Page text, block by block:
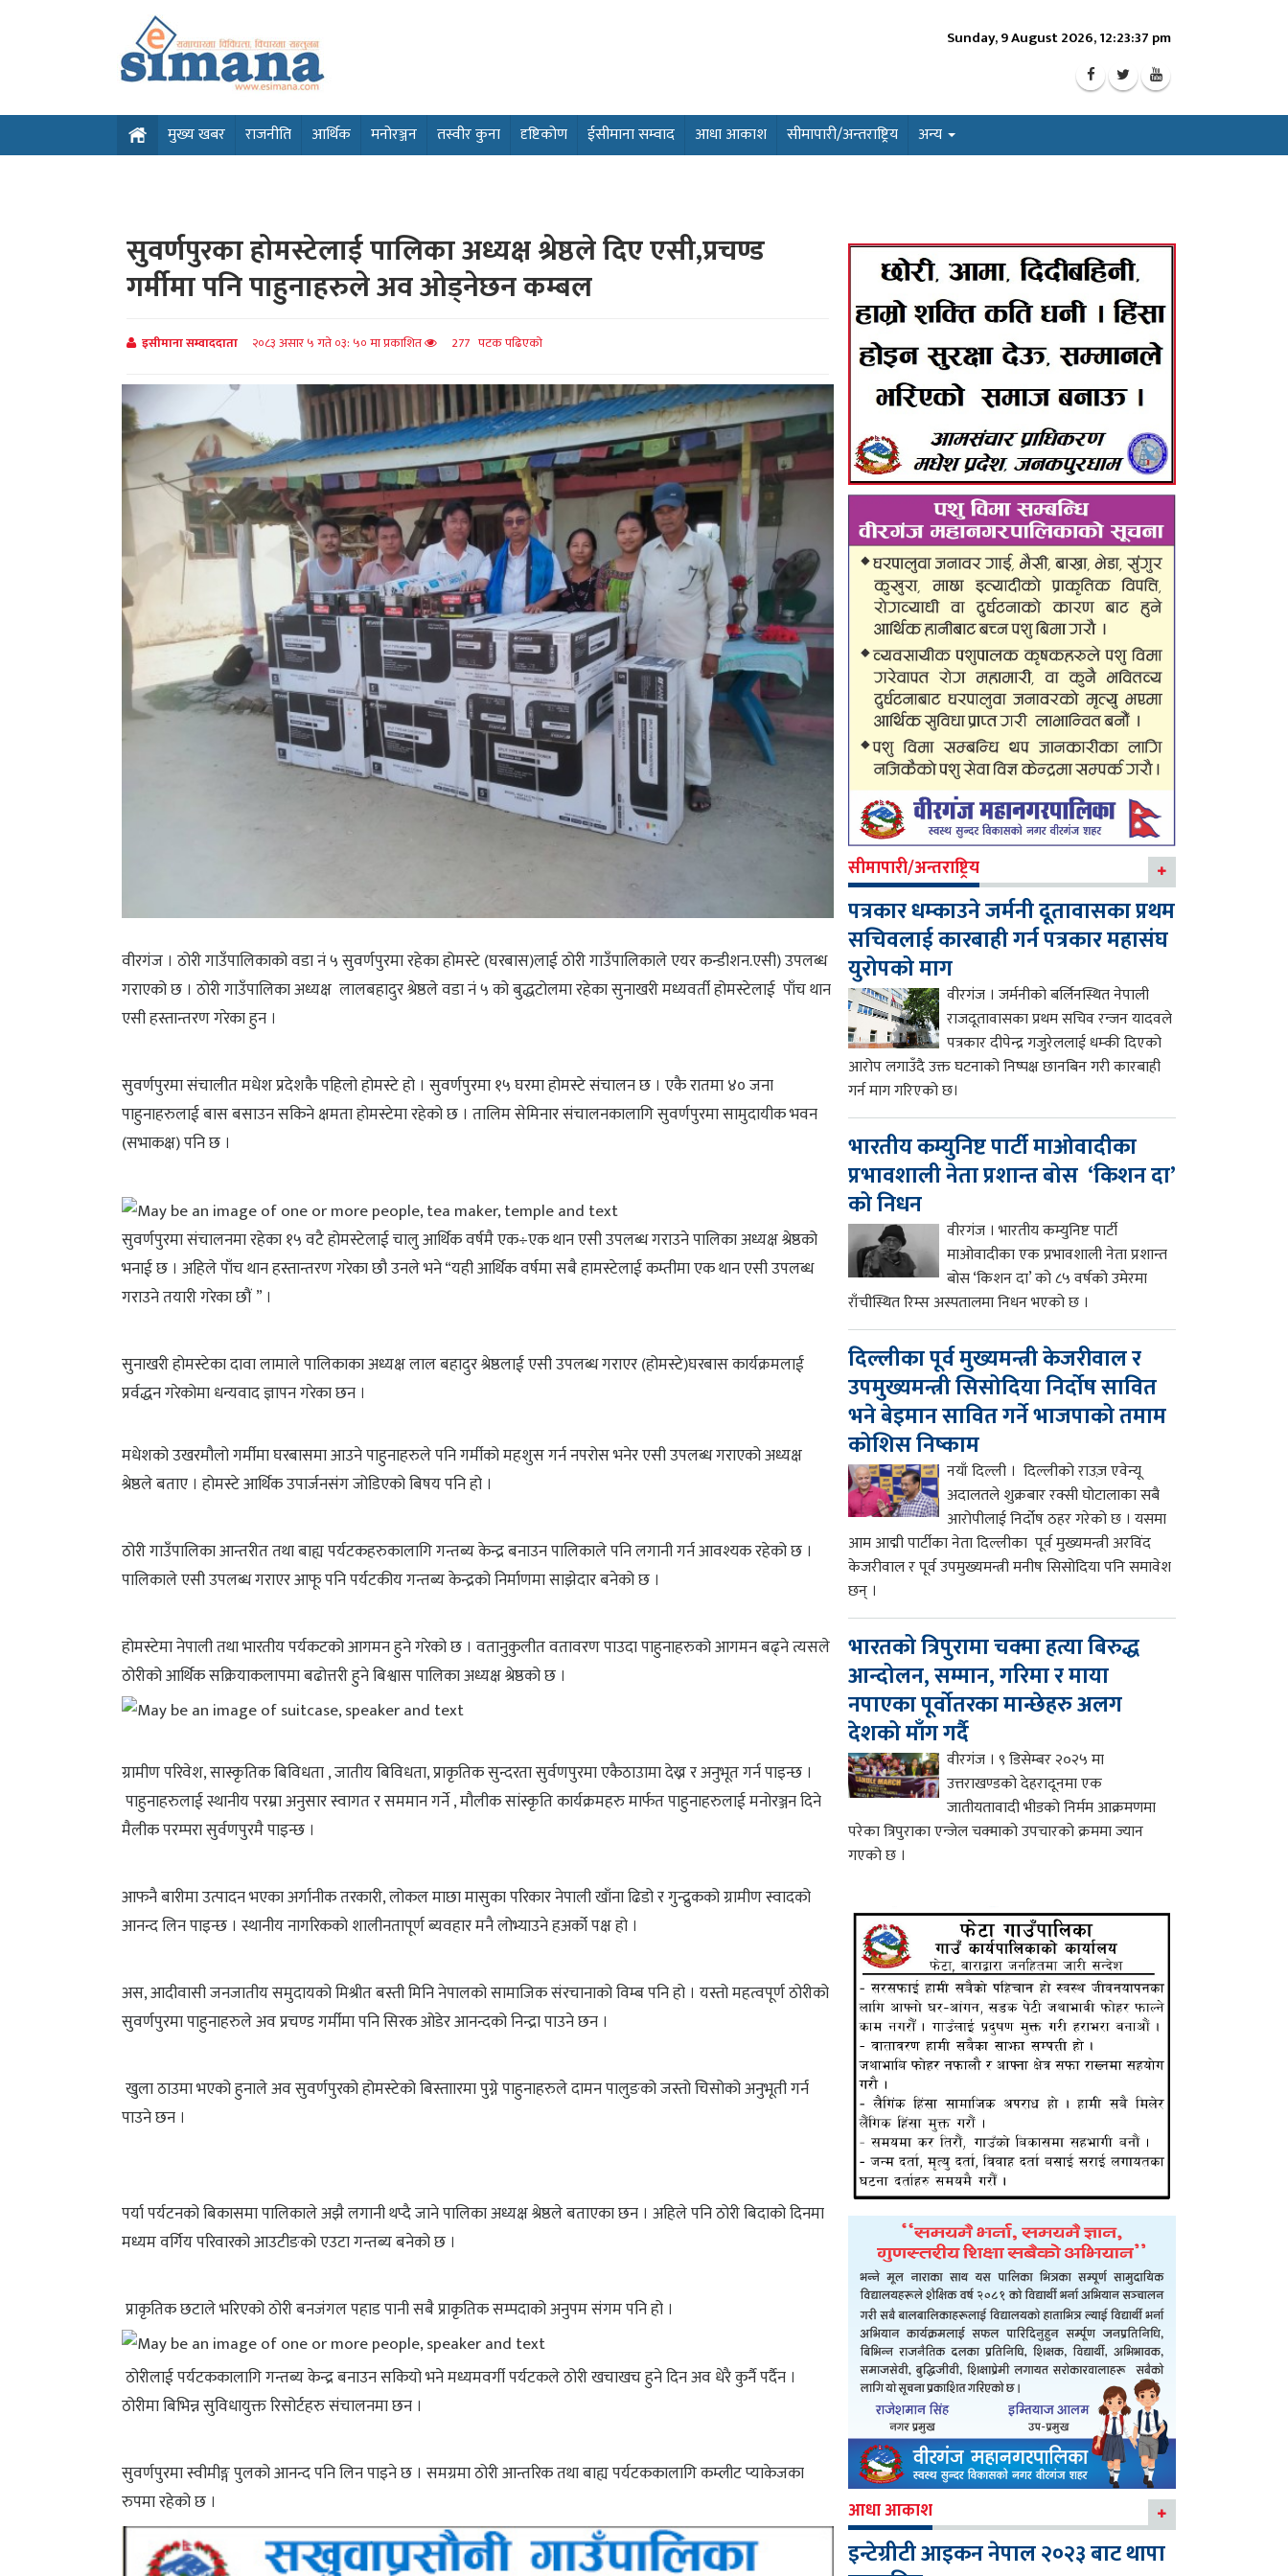
Sunday, 9 August 2026, 12:23:38 pm
मुख्य खबर राजनीति आर्थिक मनोरञ्जन तस्वीर कुना दृष्टिकोण ईसीमाना सम्वाद आधा आकाश सीमापारी/अन्तराष्ट्रिय अन्य
सुवर्णपुरका होमस्टेलाई पालिका अध्यक्ष श्रेष्ठले दिए एसी,प्रचण्ड
गर्मीमा पनि पाहुनाहरुले अव ओड्नेछन कम्बल
इसीमाना सम्वाददाता २०८३ असार ५ गते ०३: ५० मा प्रकाशित 277 पटक पढिएको
वीरगंज । ठोरी गाउँपालिकाको वडा नं ५ सुवर्णपुरमा रहेका होमस्टे (घरबास)लाई ठोरी गाउँपालिकाले एयर कन्डीशन.एसी) उपलब्ध
गराएको छ । ठोरी गाउँपालिका अध्यक्ष लालबहादुर श्रेष्ठले वडा नं ५ को बुद्धटोलमा रहेका सुनाखरी मध्यवर्ती होमस्टेलाई पाँच थान
एसी हस्तान्तरण गरेका हुन ।
सुवर्णपुरमा संचालीत मधेश प्रदेशकै पहिलो होमस्टे हो । सुवर्णपुरमा १५ घरमा होमस्टे संचालन छ । एकै रातमा ४० जना
पाहुनाहरुलाई बास बसाउन सकिने क्षमता होमस्टेमा रहेको छ । तालिम सेमिनार संचालनकालागि सुवर्णपुरमा सामुदायीक भवन
(सभाकक्ष) पनि छ ।
सुवर्णपुरमा संचालनमा रहेका १५ वटै होमस्टेलाई चालु आर्थिक वर्षमै एक÷एक थान एसी उपलब्ध गराउने पालिका अध्यक्ष श्रेष्ठको
भनाई छ । अहिले पाँच थान हस्तान्तरण गरेका छौ उनले भने “यही आर्थिक वर्षमा सबै हामस्टेलाई कम्तीमा एक थान एसी उपलब्ध
गराउने तयारी गरेका छौं ” ।
सुनाखरी होमस्टेका दावा लामाले पालिकाका अध्यक्ष लाल बहादुर श्रेष्ठलाई एसी उपलब्ध गराएर (होमस्टे)घरबास कार्यक्रमलाई
प्रर्वद्धन गरेकोमा धन्यवाद ज्ञापन गरेका छन ।
मधेशको उखरमौलो गर्मीमा घरबासमा आउने पाहुनाहरुले पनि गर्मीको महशुस गर्न नपरोस भनेर एसी उपलब्ध गराएको अध्यक्ष
श्रेष्ठले बताए । होमस्टे आर्थिक उपार्जनसंग जोडिएको बिषय पनि हो ।
ठोरी गाउँपालिका आन्तरीत तथा बाह्य पर्यटकहरुकालागि गन्तब्य केन्द्र बनाउन पालिकाले पनि लगानी गर्न आवश्यक रहेको छ ।
पालिकाले एसी उपलब्ध गराएर आफू पनि पर्यटकीय गन्तब्य केन्द्रको निर्माणमा साझेदार बनेको छ ।
होमस्टेमा नेपाली तथा भारतीय पर्यकटको आगमन हुने गरेको छ । वतानुकुलीत वतावरण पाउदा पाहुनाहरुको आगमन बढ्ने त्यसले
ठोरीको आर्थिक सक्रियाकलापमा बढोत्तरी हुने बिश्वास पालिका अध्यक्ष श्रेष्ठको छ ।
ग्रामीण परिवेश, सास्कृतिक बिविधता , जातीय बिविधता, प्राकृतिक सुन्दरता सुर्वणपुरमा एकैठाउामा देख्न र अनुभूत गर्न पाइन्छ ।
पाहुनाहरुलाई स्थानीय परम्रा अनुसार स्वागत र सममान गर्ने , मौलीक सांस्कृति कार्यक्रमहरु मार्फत पाहुनाहरुलाई मनोरञ्जन दिने
मैलीक परम्परा सुर्वणपुरमै पाइन्छ ।
आफनै बारीमा उत्पादन भएका अर्गानीक तरकारी, लोकल माछा मासुका परिकार नेपाली खाँना ढिडो र गुन्द्रुकको ग्रामीण स्वादको
आनन्द लिन पाइन्छ । स्थानीय नागरिकको शालीनतापूर्ण ब्यवहार मनै लोभ्याउने हअर्को पक्ष हो ।
अस, आदीवासी जनजातीय समुदायको मिश्रीत बस्ती मिनि नेपालको सामाजिक संरचानाको विम्ब पनि हो । यस्तो महत्वपूर्ण ठोरीको
सुवर्णपुरमा पाहुनाहरुले अव प्रचण्ड गर्मीमा पनि सिरक ओडेर आनन्दको निन्द्रा पाउने छन ।
खुला ठाउमा भएको हुनाले अव सुवर्णपुरको होमस्टेको बिस्ताारमा पुग्ने पाहुनाहरुले दामन पालुङको जस्तो चिसोको अनुभूती गर्न
पाउने छन ।
पर्या पर्यटनको बिकासमा पालिकाले अझै लगानी थप्दै जाने पालिका अध्यक्ष श्रेष्ठले बताएका छन । अहिले पनि ठोरी बिदाको दिनमा
मध्यम वर्गिय परिवारको आउटीङको एउटा गन्तब्य बनेको छ ।
प्राकृतिक छटाले भरिएको ठोरी बनजंगल पहाड पानी सबै प्राकृतिक सम्पदाको अनुपम संगम पनि हो ।
ठोरीलाई पर्यटककालागि गन्तब्य केन्द्र बनाउन सकियो भने मध्यमवर्गी पर्यटकले ठोरी खचाखच हुने दिन अव धेरै कुर्नै पर्दैन ।
ठोरीमा बिभिन्न सुविधायुक्त रिसोर्टहरु संचालनमा छन ।
सुवर्णपुरमा स्वीमीङ्ग पुलको आनन्द पनि लिन पाइने छ । समग्रमा ठोरी आन्तरिक तथा बाह्य पर्यटककालागि कम्लीट प्याकेजका
रुपमा रहेको छ ।
सीमापारी/अन्तराष्ट्रिय
पत्रकार धम्काउने जर्मनी दूतावासका प्रथम
सचिवलाई कारबाही गर्न पत्रकार महासंघ
युरोपको माग
वीरगंज । जर्मनीको बर्लिनस्थित नेपाली
राजदूतावासका प्रथम सचिव रन्जन यादवले
पत्रकार दीपेन्द्र गजुरेललाई धम्की दिएको
आरोप लगाउँदै उक्त घटनाको निष्पक्ष छानबिन गरी कारबाही
गर्न माग गरिएको छ।
भारतीय कम्युनिष्ट पार्टी माओवादीका
प्रभावशाली नेता प्रशान्त बोस ‘किशन दा’
को निधन
वीरगंज । भारतीय कम्युनिष्ट पार्टी
माओवादीका एक प्रभावशाली नेता प्रशान्त
बोस ‘किशन दा’ को ८५ वर्षको उमेरमा
राँचीस्थित रिम्स अस्पतालमा निधन भएको छ ।
दिल्लीका पूर्व मुख्यमन्त्री केजरीवाल र
उपमुख्यमन्त्री सिसोदिया निर्दोष सावित
भने बेइमान सावित गर्ने भाजपाको तमाम
कोशिस निष्काम
नयाँ दिल्ली । दिल्लीको राउज़ एवेन्यू
अदालतले शुक्रबार रक्सी घोटालाका सबै
आरोपीलाई निर्दोष ठहर गरेको छ । यसमा
आम आद्मी पार्टीका नेता दिल्लीका पूर्व मुख्यमन्त्री अरविंद
केजरीवाल र पूर्व उपमुख्यमन्त्री मनीष सिसोदिया पनि समावेश
छन् ।
भारतको त्रिपुरामा चक्मा हत्या बिरुद्ध
आन्दोलन, सम्मान, गरिमा र माया
नपाएका पूर्वोतरका मान्छेहरु अलग
देशको माँग गर्दै
वीरगंज । ९ डिसेम्बर २०२५ मा
उत्तराखण्डको देहरादूनमा एक
जातीयतावादी भीडको निर्मम आक्रमणमा
परेका त्रिपुराका एन्जेल चक्माको उपचारको क्रममा ज्यान
गएको छ ।
आधा आकाश
इन्टेग्रीटी आइकन नेपाल २०२३ बाट थापा